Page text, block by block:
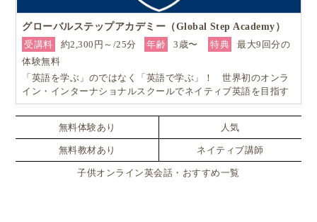
グローバルステップアカデミー（Global Step Academy）
受講料
約2,300円～/25分 年齢 3歳〜 特典
最大9回分の
体験無料
「英語を学ぶ」のではなく「英語で学ぶ」！ 世界初のオンラ
イン・インターナショナルスクールでネイティブ英語を目指す
無料体験あり 人気
無料教材あり ネイティブ講師
子供オンライン英会話・おすすめ一覧